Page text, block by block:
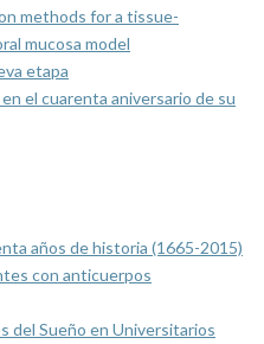
methods for a tissue-
mucosa model
etapa
en el cuarenta aniversario de su
años de historia (1665-2015)
con anticuerpos
del Sueño en Universitarios